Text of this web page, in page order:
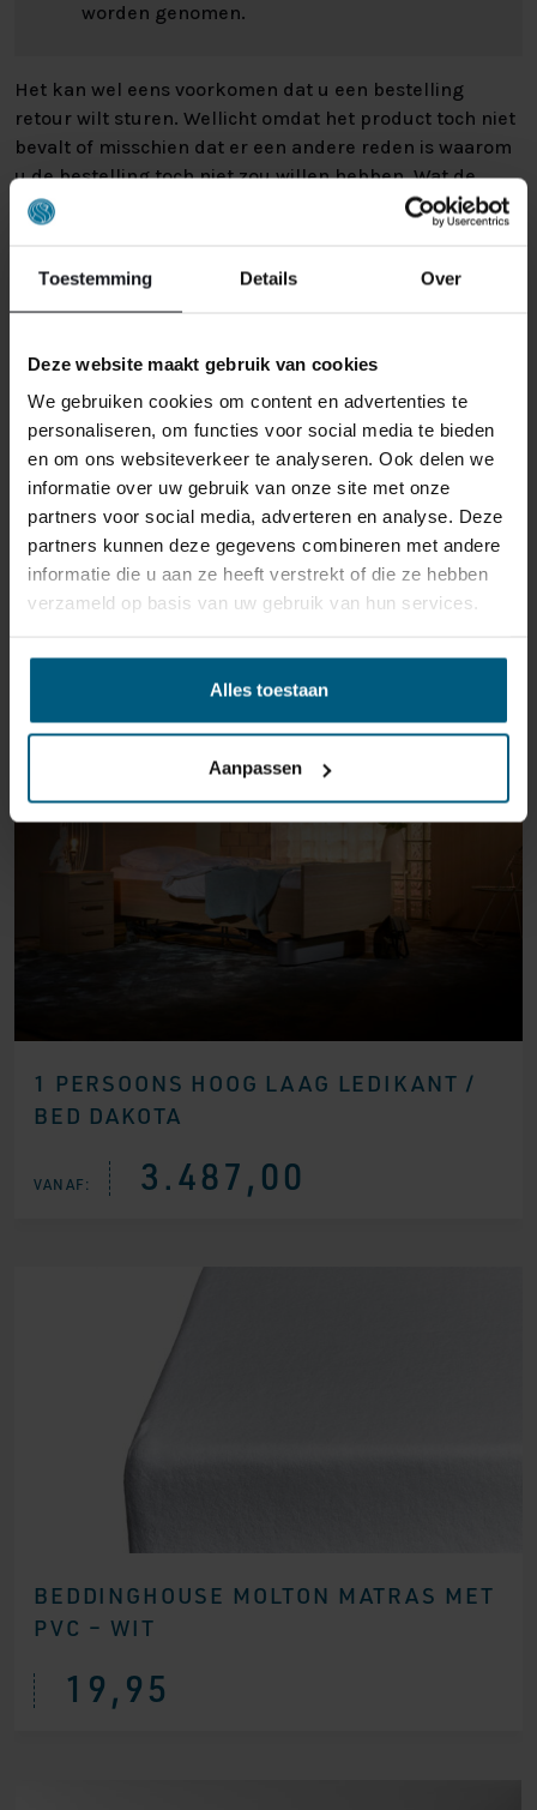
Toestemming Details Over
Deze website maakt gebruik van cookies
We gebruiken cookies om content en advertenties te
personaliseren, om functies voor social media te bieden
en om ons websiteverkeer te analyseren. Ook delen we
informatie over uw gebruik van onze site met onze
partners voor social media, adverteren en analyse. Deze
partners kunnen deze gegevens combineren met andere
informatie die u aan ze heeft verstrekt of die ze hebben
verzameld op basis van uw gebruik van hun services.
Alles toestaan
Aanpassen
worden genomen.
Het kan wel eens voorkomen dat u een bestelling
retour wilt sturen. Wellicht omdat het product toch niet
bevalt of misschien dat er een andere reden is waarom
u de bestelling toch niet zou willen hebben. Wat de
reden ook is, u heeft het recht uw bestelling tot14
dagen na ontvangst zonder opgave van reden te
ervoor dat deze bij het retour sturen goed verpakt is.
Mocht het product beschadigd zijn of is de verpakking
waardevermindering van het product aan u
doorberekenen.
GERELATEERDE PRODUCTEN
1 PERSOONS HOOG LAAG LEDIKANT /
BED DAKOTA
VANAF: 3.487,00
BEDDINGHOUSE MOLTON MATRAS MET
PVC – WIT
19,95